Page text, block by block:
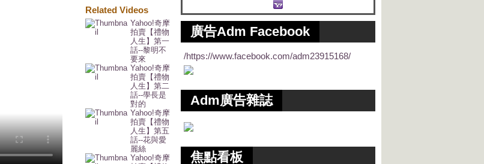
Related Videos
Yahoo!奇摩
拍賣【禮物
人生】第一
話--黎明不
要來
Yahoo!奇摩
拍賣【禮物
人生】第二
話--學長是
對的
Yahoo!奇摩
拍賣【禮物
人生】第五
話--花與愛
麗絲
Yahoo!奇摩
廣告Adm Facebook
/https://www.facebook.com/adm23915168/
Adm廣告雜誌
焦點看板